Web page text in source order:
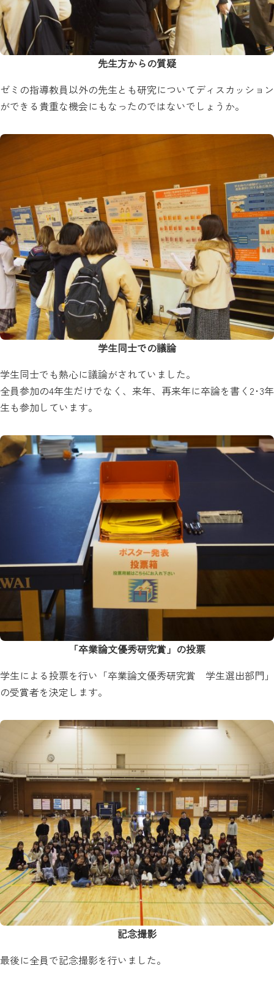
先生方からの質疑
ゼミの指導教員以外の先生とも研究についてディスカッション
ができる貴重な機会にもなったのではないでしょうか。
学生同士での議論
学生同士でも熱心に議論がされていました。
全員参加の4年生だけでなく、来年、再来年に卒論を書く2･3年
生も参加しています。
「卒業論文優秀研究賞」の投票
学生による投票を行い「卒業論文優秀研究賞 学生選出部門」
の受賞者を決定します。
記念撮影
最後に全員で記念撮影を行いました。